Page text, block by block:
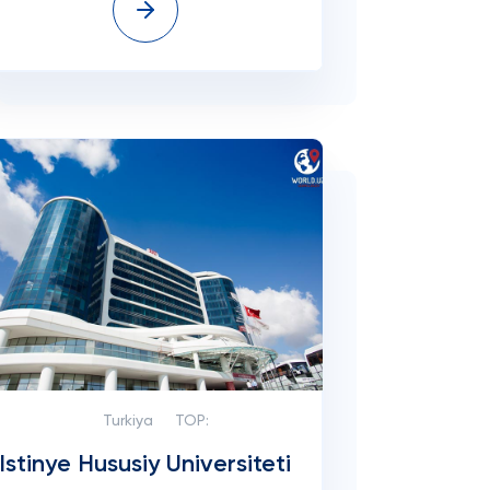
Turkiya TOP:
Istinye Hususiy Universiteti